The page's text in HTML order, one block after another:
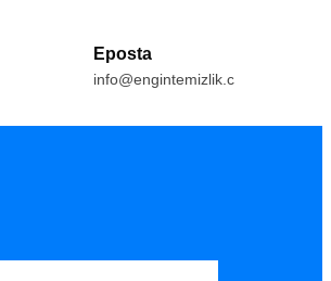
Eposta
info@engintemizlik.com